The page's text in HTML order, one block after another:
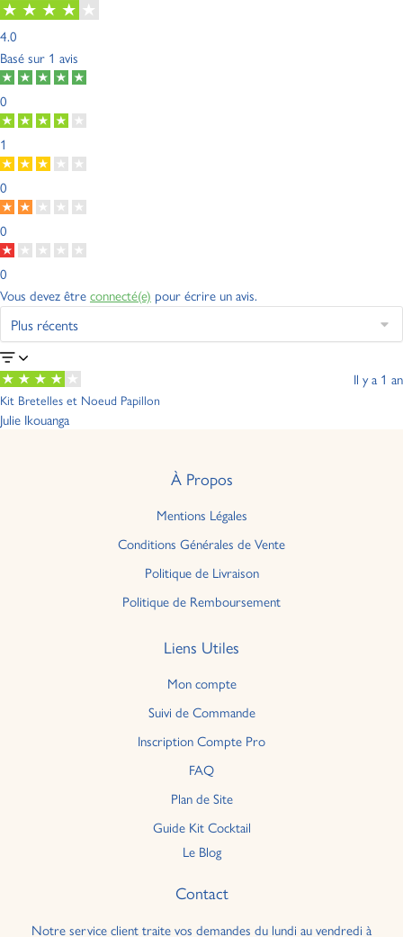
4.0
Basé sur 1 avis
0
1
0
0
0
Vous devez êtreconnecté(e) pour écrire un avis.
Il y a 1 an
Kit Bretelles et Noeud Papillon
Julie Ikouanga
À Propos
Mentions Légales
Conditions Générales de Vente
Politique de Livraison
Politique de Remboursement
Liens Utiles
Mon compte
Suivi de Commande
Inscription Compte Pro
FAQ
Plan de Site
Guide Kit Cocktail
Le Blog
Contact
Notre service client traite vos demandes du lundi au vendredi à